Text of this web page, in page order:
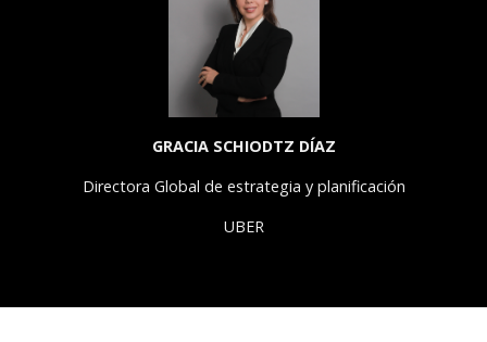
GRACIA SCHIODTZ DÍAZ
Directora Global de estrategia y planificación
UBER